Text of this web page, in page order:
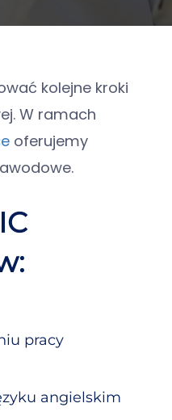
kolejne kroki
W ramach
oferujemy
pracy
angielskim